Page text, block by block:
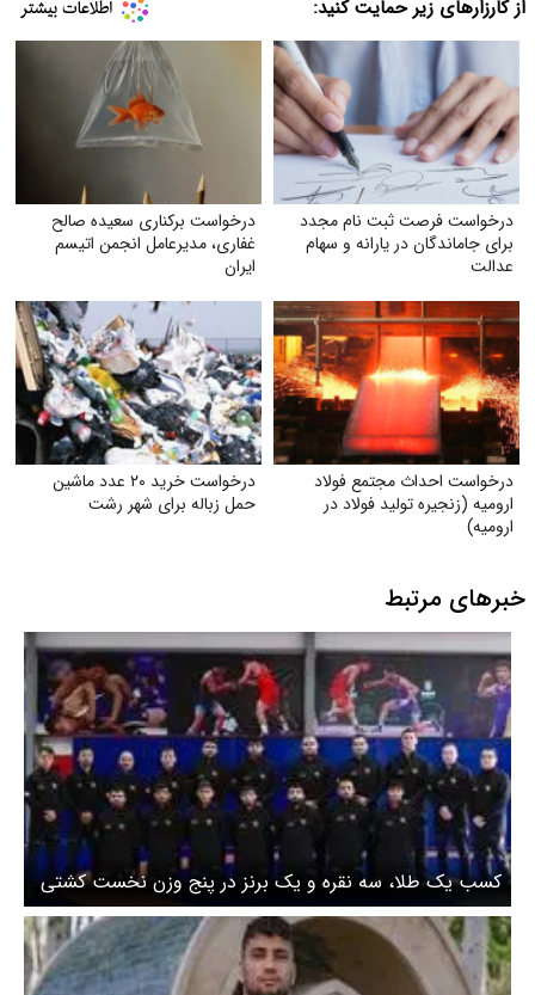
از کارزارهای زیر حمایت کنید:
درخواست فرصت ثبت‌ نام مجدد
برای جاماندگان در یارانه و سهام
عدالت
درخواست برکناری سعیده صالح
غفاری، مدیرعامل انجمن اتیسم
ایران
درخواست احداث مجتمع فولاد
ارومیه (زنجیره تولید فولاد در
ارومیه)
درخواست خرید ۲۰ عدد ماشین
حمل زباله برای شهر رشت
خبرهای مرتبط
کسب یک طلا، سه نقره و یک برنز در پنج وزن نخست کشتی
فرنگی قهرمانی آسیا